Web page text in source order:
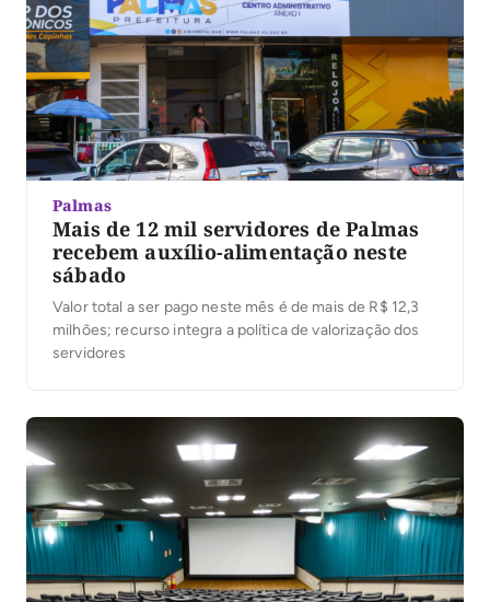
Palmas
Mais de 12 mil servidores de Palmas
recebem auxílio-alimentação neste
sábado
Valor total a ser pago neste mês é de mais de R$ 12,3
milhões; recurso integra a política de valorização dos
servidores